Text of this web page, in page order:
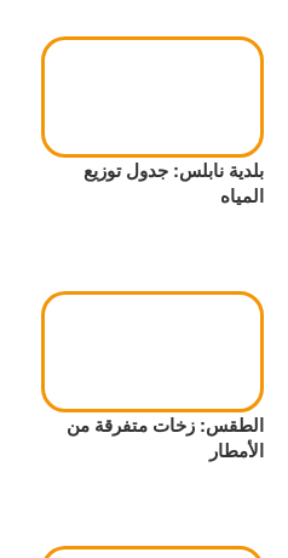
بلدية نابلس: جدول توزيع
المياه
الطقس: زخات متفرقة من
الأمطار